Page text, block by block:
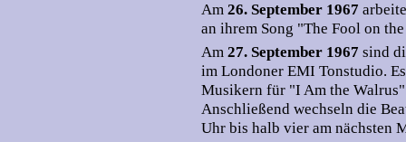
Am 26. September 1967
an ihrem Song "The Fool on
Am 27. September 1967 sind
im Londoner EMI Tonstudio.
Musikern für "I Am the
Anschließend wechseln die
Uhr bis halb vier am nächsten